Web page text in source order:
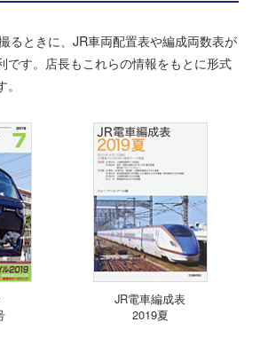
るときに、JR車両配置表や編成両数表が
です。店長もこれらの情報をもとに形式
JR電車編成表
2019夏